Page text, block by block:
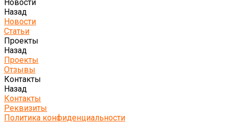
Новости
Назад
Новости
Статьи
Проекты
Назад
Проекты
Отзывы
Контакты
Назад
Контакты
Реквизиты
Политика конфиденциальности